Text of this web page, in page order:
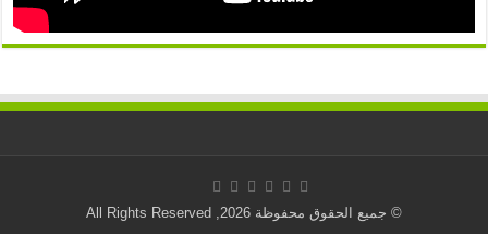
© جميع الحقوق محفوظة 2026, All Rights Reserved